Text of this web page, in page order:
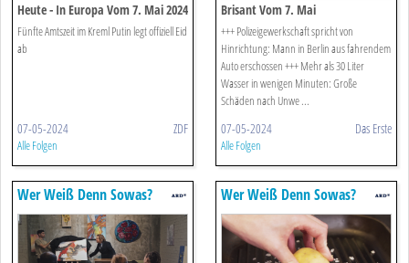
Heute - In Europa Vom 7. Mai 2024
Fünfte Amtszeit im Kreml Putin legt offiziell Eid
ab
07-05-2024 ZDF
Alle Folgen
Brisant Vom 7. Mai
+++ Polizeigewerkschaft spricht von
Hinrichtung: Mann in Berlin aus fahrendem
Auto erschossen +++ Mehr als 30 Liter
Wasser in wenigen Minuten: Große
Schäden nach Unwe ...
07-05-2024 Das Erste
Alle Folgen
Wer Weiß Denn Sowas? Wer Weiß Denn Sowas?